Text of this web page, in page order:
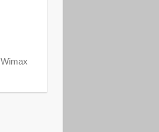
Wimax